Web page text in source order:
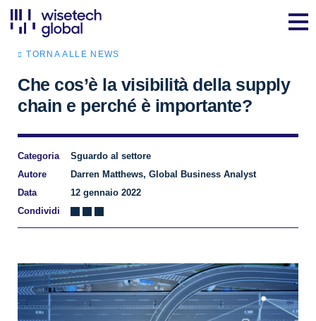
TORNA ALLE NEWS
Che cos’è la visibilità della supply
chain e perché è importante?
Categoria
Sguardo al settore
Autore
Darren Matthews, Global Business Analyst
Data
12 gennaio 2022
Condividi